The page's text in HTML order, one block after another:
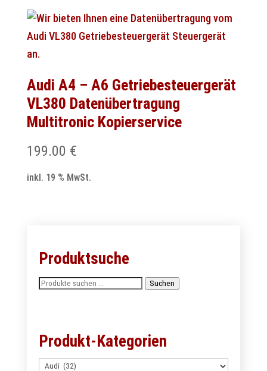
Audi A4 – A6 Getriebesteuergerät
VL380 Datenübertragung
Multitronic Kopierservice
199.00 €
inkl. 19 % MwSt.
Produktsuche
Suchen
Suchen
Produkt-Kategorien